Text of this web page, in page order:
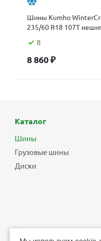
Шины Kumho
235/60 R18 107T
8
8 860₽
Каталог
Шины
Грузовые шины
Диски